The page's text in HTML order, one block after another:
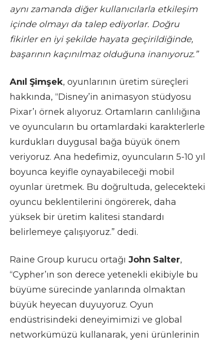
aynı zamanda diğer kullanıcılarla etkileşim
içinde olmayı da talep ediyorlar. Doğru
fikirler en iyi şekilde hayata geçirildiğinde,
başarının kaçınılmaz olduğuna inanıyoruz.”
Anıl Şimşek, oyunlarının üretim süreçleri
hakkında, “Disney’in animasyon stüdyosu
Pixar’ı örnek alıyoruz. Ortamların canlılığına
ve oyuncuların bu ortamlardaki karakterlerle
kurdukları duygusal bağa büyük önem
veriyoruz. Ana hedefimiz, oyuncuların 5-10 yıl
boyunca keyifle oynayabileceği mobil
oyunlar üretmek. Bu doğrultuda, gelecekteki
oyuncu beklentilerini öngörerek, daha
yüksek bir üretim kalitesi standardı
belirlemeye çalışıyoruz.” dedi.
Raine Group kurucu ortağı John Salter,
“Cypher’ın son derece yetenekli ekibiyle bu
büyüme sürecinde yanlarında olmaktan
büyük heyecan duyuyoruz. Oyun
endüstrisindeki deneyimimizi ve global
networkümüzü kullanarak, yeni ürünlerinin